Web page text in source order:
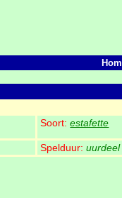
Soort:estafette
Spelduur:uurdeel